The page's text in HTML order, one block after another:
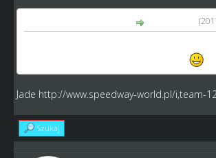
Jade http://www.speedway-world.pl/i,team-
Szukaj